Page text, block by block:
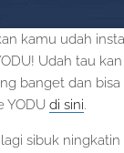
kamu udah
Udah tau
banget dan
YODU di sini.
sibuk